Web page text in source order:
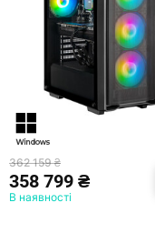
362 159 ₴
358 799 ₴
В наявності